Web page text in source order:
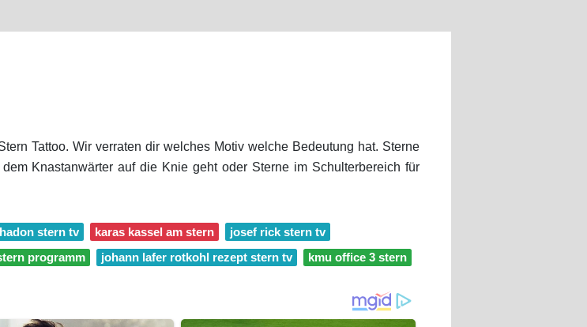
Tattoo. Wir verraten dir welches Motiv welche Bedeutung hat. Sterne
Knastanwärter auf die Knie geht oder Sterne im Schulterbereich für
stern tv karas kassel am stern
josef rick stern tv
programm johann lafer rotkohl rezept stern tv kmu office 3 stern